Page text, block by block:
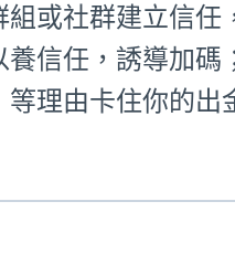
或社群建立信任
信任，誘導加碼
等理由卡住你的出